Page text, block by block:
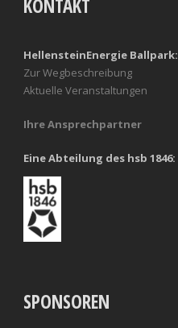
Foto: Kalle Linkert
KONTAKT
HellensteinEnergie Ballpark:
Zur Wegbeschreibung
Aktuelle Veranstaltungen
Ihre Ansprechpartner
Eine Abteilung des hsb 1846:
SPONSOREN